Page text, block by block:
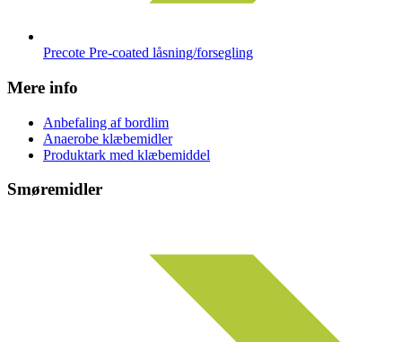
Precote Pre-coated låsning/forsegling
Mere info
Anbefaling af bordlim
Anaerobe klæbemidler
Produktark med klæbemiddel
Smøremidler